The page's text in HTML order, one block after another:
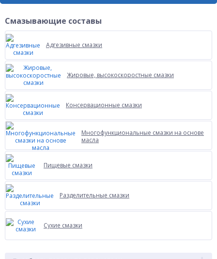
Смазывающие составы
Адгезивные смазки
Жировые, высокоскоростные смазки
Консервационные смазки
Многофункциональные смазки на основе
масла
Пищевые смазки
Разделительные смазки
Сухие смазки